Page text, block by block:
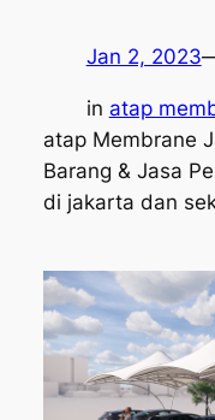
Jan 2, 2023
in atap
atap Membrane
Barang & Jasa
di jakarta dan